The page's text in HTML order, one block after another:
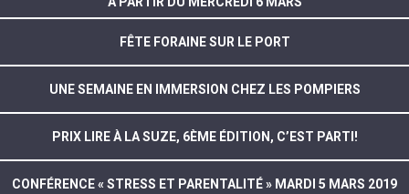
FÊTE FORAINE SUR LE PORT
UNE SEMAINE EN IMMERSION CHEZ LES POMPIERS
PRIX LIRE À LA SUZE, 6ÈME ÉDITION, C’EST PARTI!
CONFÉRENCE « STRESS ET PARENTALITÉ » MARDI 5 MARS 2019